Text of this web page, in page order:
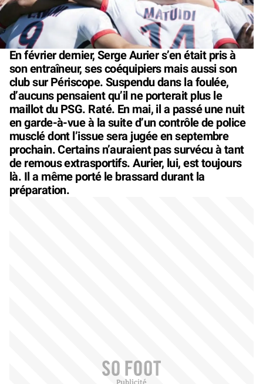
En février dernier, Serge Aurier s’en était pris à
son entraîneur, ses coéquipiers mais aussi son
club sur Périscope. Suspendu dans la foulée,
d’aucuns pensaient qu’il ne porterait plus le
maillot du PSG. Raté. En mai, il a passé une nuit
en garde-à-vue à la suite d’un contrôle de police
musclé dont l’issue sera jugée en septembre
prochain. Certains n’auraient pas survécu à tant
de remous extrasportifs. Aurier, lui, est toujours
là. Il a même porté le brassard durant la
préparation.